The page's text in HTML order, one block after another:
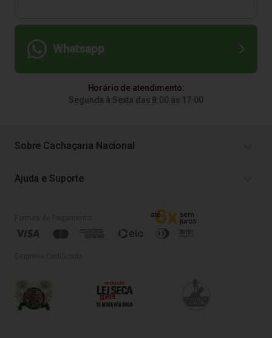
Whatsapp
Horário de atendimento:
Segunda à Sexta das 8:00 às 17:00
Sobre Cachaçaria Nacional
Ajuda e Suporte